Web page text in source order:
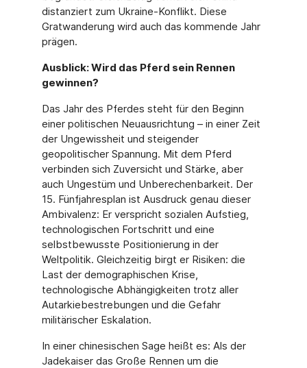
distanziert zum Ukraine-Konflikt. Diese
Gratwanderung wird auch das kommende Jahr
prägen.
Ausblick: Wird das Pferd sein Rennen
gewinnen?
Das Jahr des Pferdes steht für den Beginn
einer politischen Neuausrichtung – in einer Zeit
der Ungewissheit und steigender
geopolitischer Spannung. Mit dem Pferd
verbinden sich Zuversicht und Stärke, aber
auch Ungestüm und Unberechenbarkeit. Der
15. Fünfjahresplan ist Ausdruck genau dieser
Ambivalenz: Er verspricht sozialen Aufstieg,
technologischen Fortschritt und eine
selbstbewusste Positionierung in der
Weltpolitik. Gleichzeitig birgt er Risiken: die
Last der demographischen Krise,
technologische Abhängigkeiten trotz aller
Autarkiebestrebungen und die Gefahr
militärischer Eskalation.
In einer chinesischen Sage heißt es: Als der
Jadekaiser das Große Rennen um die